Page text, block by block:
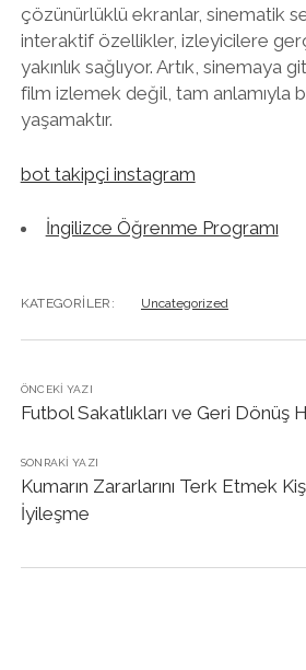
çözünürlüklü ekranlar, sinematik
interaktif özellikler, izleyicilere
yakınlık sağlıyor. Artık, sinemaya
film izlemek değil, tam anlamıyla
yaşamaktır.
bot takipçi instagram
İngilizce Öğrenme Programı
KATEGORILER: Uncategorized
ÖNCEKI YAZI
Futbol Sakatlıkları ve Geri Dönüş
SONRAKI YAZI
Kumarın Zararlarını Terk Etmek
İyileşme